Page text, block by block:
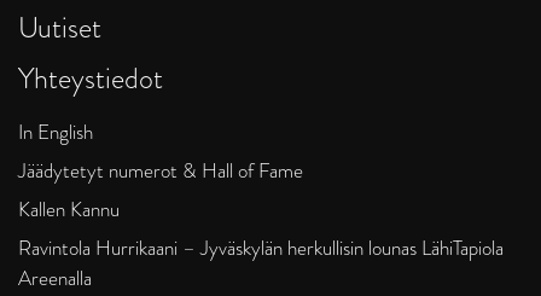
Uutiset
Yhteystiedot
In English
Jäädytetyt numerot & Hall of Fame
Kallen Kannu
Ravintola Hurrikaani – Jyväskylän herkullisin lounas LähiTapiola
Areenalla